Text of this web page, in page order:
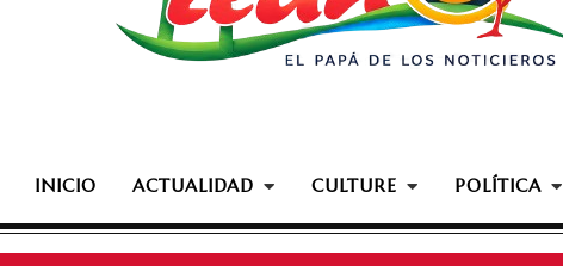
INICIO ACTUALIDAD CULTURE POLÍTICA